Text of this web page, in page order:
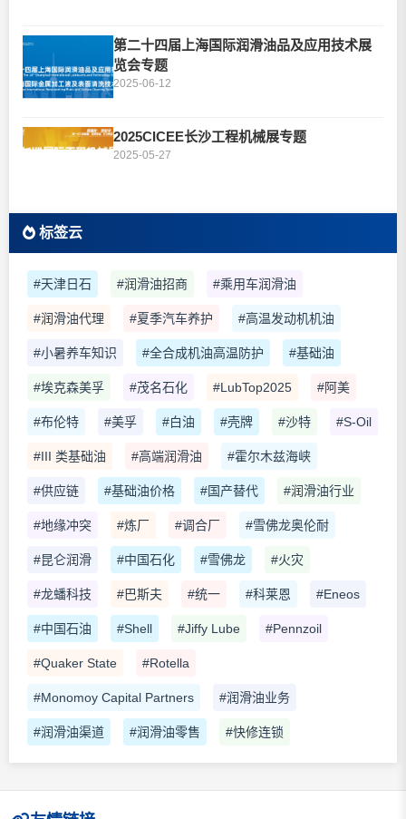
第二十四届上海国际润滑油品及应用技术展
览会专题
2025-06-12
2025CICEE长沙工程机械展专题
2025-05-27
标签云
#天津日石 #润滑油招商 #乘用车润滑油
#润滑油代理 #夏季汽车养护 #高温发动机机油
#小暑养车知识 #全合成机油高温防护 #基础油
#埃克森美孚 #茂名石化 #LubTop2025 #阿美
#布伦特 #美孚 #白油 #壳牌 #沙特 #S-Oil
#III 类基础油 #高端润滑油 #霍尔木兹海峡
#供应链 #基础油价格 #国产替代 #润滑油行业
#地缘冲突 #炼厂 #调合厂 #雪佛龙奥伦耐
#昆仑润滑 #中国石化 #雪佛龙 #火灾
#龙蟠科技 #巴斯夫 #统一 #科莱恩 #Eneos
#中国石油 #Shell #Jiffy Lube #Pennzoil
#Quaker State #Rotella
#Monomoy Capital Partners #润滑油业务
#润滑油渠道 #润滑油零售 #快修连锁